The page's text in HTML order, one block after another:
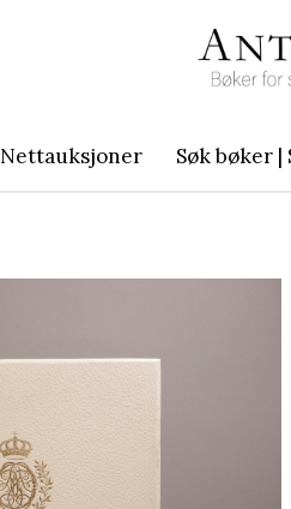
Nettauksjoner Søk bøker |